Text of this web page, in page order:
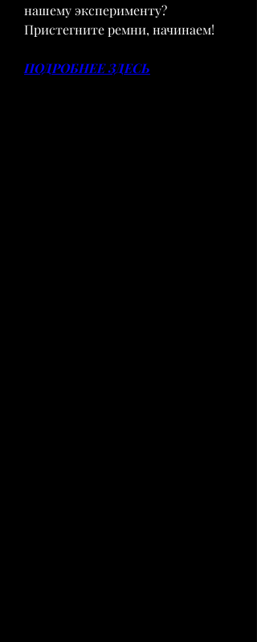
нашему эксперименту?
Пристегните ремни, начинаем!
ПОДРОБНЕЕ ЗДЕСЬ